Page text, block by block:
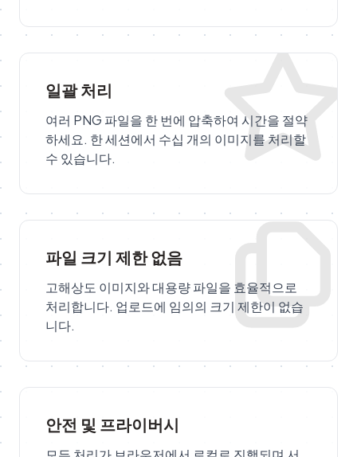
일괄 처리
여러 PNG 파일을 한 번에 압축하여 시간을 절약
하세요. 한 세션에서 수십 개의 이미지를 처리할
수 있습니다.
파일 크기 제한 없음
고해상도 이미지와 대용량 파일을 효율적으로
처리합니다. 업로드에 임의의 크기 제한이 없습
니다.
안전 및 프라이버시